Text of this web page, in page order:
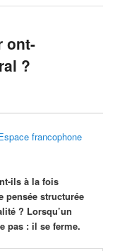
ont-
?
francophone
ils à la fois
pensée structurée
? Lorsqu’un
pas : il se ferme.